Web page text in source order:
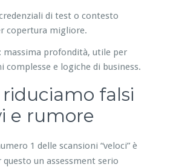
di test o contesto
copertura migliore.
massima profondità, utile per
complesse e logiche di business.
falsi
e rumore
1 delle scansioni “veloci” è
un assessment serio